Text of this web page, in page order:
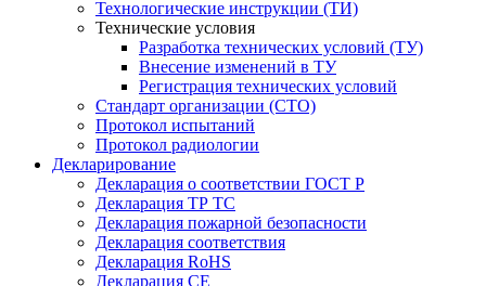
Технологические инструкции (ТИ)
Технические условия
Разработка технических условий (ТУ)
Внесение изменений в ТУ
Регистрация технических условий
Стандарт организации (СТО)
Протокол испытаний
Протокол радиологии
Декларирование
Декларация о соответствии ГОСТ Р
Декларация ТР ТС
Декларация пожарной безопасности
Декларация соответствия
Декларация RoHS
Декларация СЕ